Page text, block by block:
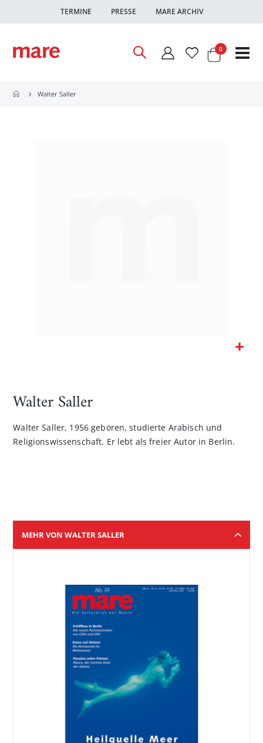
TERMINE PRESSE MARE ARCHIV
Warenkorb
0Artikel
Walter Saller
Bildgalerie
Walter Saller
Walter Saller, 1956 geboren, studierte Arabisch und
Religionswissenschaft. Er lebt als freier Autor in Berlin.
MEHR VON WALTER SALLER